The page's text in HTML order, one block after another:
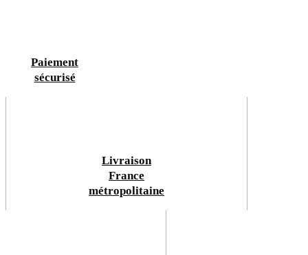
Paiement
sécurisé
Livraison
France
métropolitaine